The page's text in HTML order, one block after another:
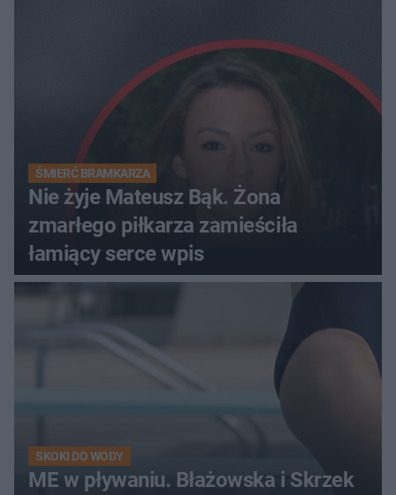
ŚMIERĆ BRAMKARZA
Nie żyje Mateusz Bąk. Żona
zmarłego piłkarza zamieściła
łamiący serce wpis
SKOKI DO WODY
ME w pływaniu. Błażowska i Skrzek